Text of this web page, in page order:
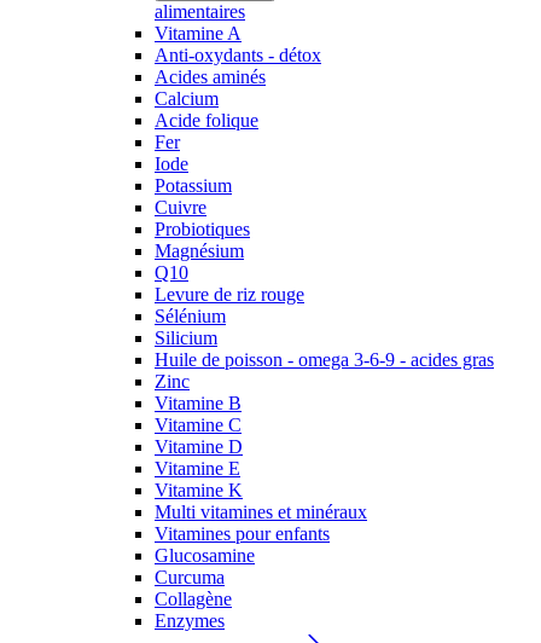
alimentaires
Vitamine A
Anti-oxydants - détox
Acides aminés
Calcium
Acide folique
Fer
Iode
Potassium
Cuivre
Probiotiques
Magnésium
Q10
Levure de riz rouge
Sélénium
Silicium
Huile de poisson - omega 3-6-9 - acides gras
Zinc
Vitamine B
Vitamine C
Vitamine D
Vitamine E
Vitamine K
Multi vitamines et minéraux
Vitamines pour enfants
Glucosamine
Curcuma
Collagène
Enzymes